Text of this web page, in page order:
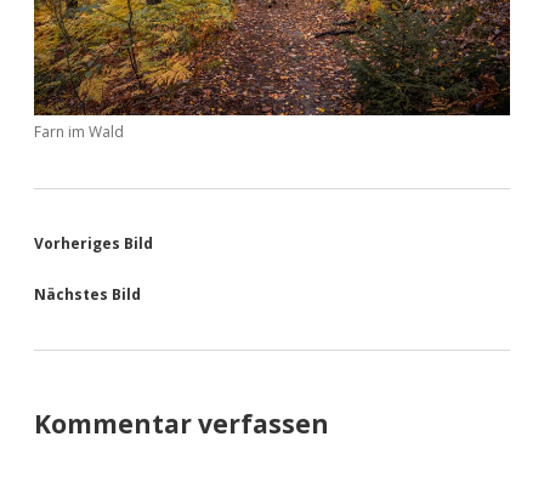
Farn im Wald
Vorheriges Bild
Nächstes Bild
Kommentar verfassen